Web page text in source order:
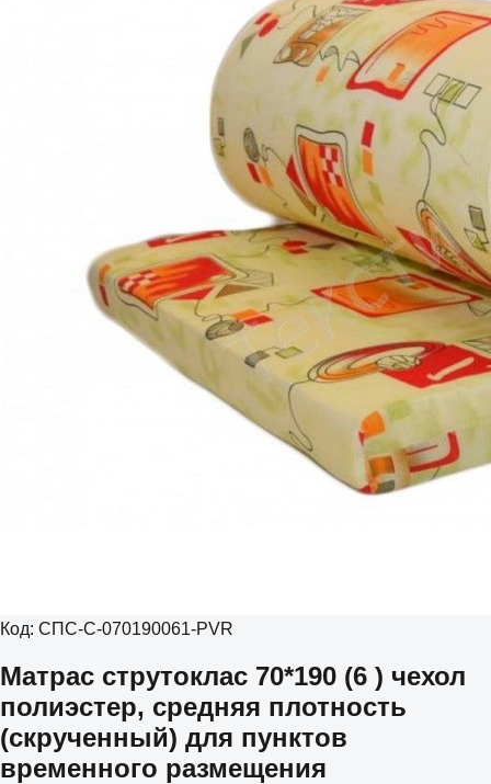
Код: СПС-С-070190061-PVR
Матрас струтоклас 70*190 (6 ) чехол
полиэстер, средняя плотность
(скрученный) для пунктов
временного размещения